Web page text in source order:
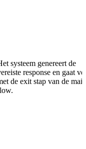
systeem genereert de
response en gaat
de exit stap van de main